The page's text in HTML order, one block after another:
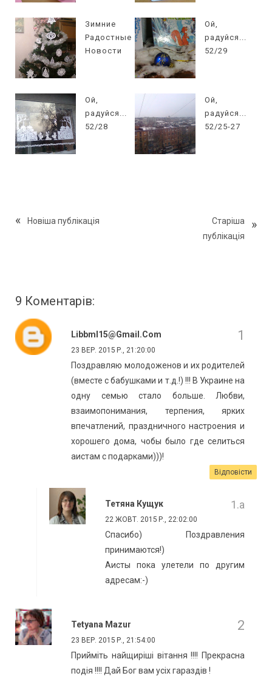
Зимние
Радостные
Новости
Ой,
радуйся...
52/29
Ой,
радуйся...
52/28
Ой,
радуйся...
52/25-27
Новіша публікація
Старіша
публікація
9 Коментарів:
Libbml15@gmail.com
23 ВЕР. 2015 Р., 21:20:00
Поздравляю молодоженов и их родителей
(вместе с бабушками и т.д.!) !!! В Украине на
одну семью стало больше. Любви,
взаимопонимания, терпения, ярких
впечатлений, праздничного настроения и
хорошего дома, чобы было где селиться
аистам с подарками)))!
Відповісти
Тетяна Кущук
22 ЖОВТ. 2015 Р., 22:02:00
Спасибо) Поздравления
принимаются!)
Аисты пока улетели по другим
адресам:-)
Tetyana Mazur
23 ВЕР. 2015 Р., 21:54:00
Прийміть найщиріші вітання !!!! Прекрасна
подія !!!! Дай Бог вам усіх гараздів !